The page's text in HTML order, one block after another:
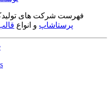
فهرست شرکت های
پرستاشاپ و انواع